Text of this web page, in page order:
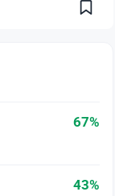
67%
43%